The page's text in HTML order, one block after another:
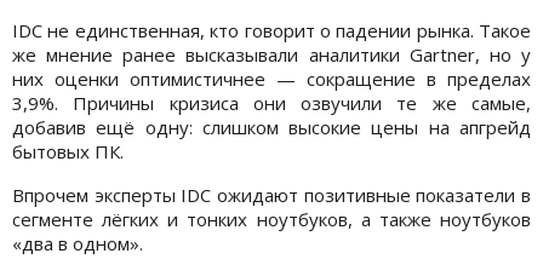
IDC не единственная, кто говорит о падении рынка. Такое
же мнение ранее высказывали аналитики Gartner, но у
них оценки оптимистичнее — сокращение в пределах
3,9%. Причины кризиса они озвучили те же самые,
добавив ещё одну: слишком высокие цены на апгрейд
бытовых ПК.
Впрочем эксперты IDC ожидают позитивные показатели в
сегменте лёгких и тонких ноутбуков, а также ноутбуков
«два в одном».